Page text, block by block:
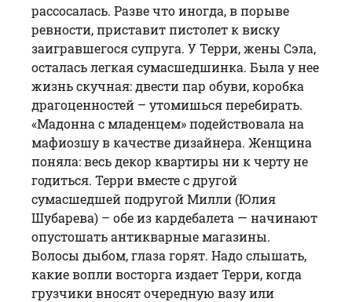
рассосалась. Разве что иногда, в порыве
ревности, приставит пистолет к виску
заигравшегося супруга. У Терри, жены Сэла,
осталась легкая сумасшедшинка. Была у нее
жизнь скучная: двести пар обуви, коробка
драгоценностей – утомишься перебирать.
«Мадонна с младенцем» подействовала на
мафиозшу в качестве дизайнера. Женщина
поняла: весь декор квартиры ни к черту не
годиться. Терри вместе с другой
сумасшедшей подругой Милли (Юлия
Шубарева) – обе из кардебалета — начинают
опустошать антикварные магазины.
Волосы дыбом, глаза горят. Надо слышать,
какие вопли восторга издает Терри, когда
грузчики вносят очередную вазу или